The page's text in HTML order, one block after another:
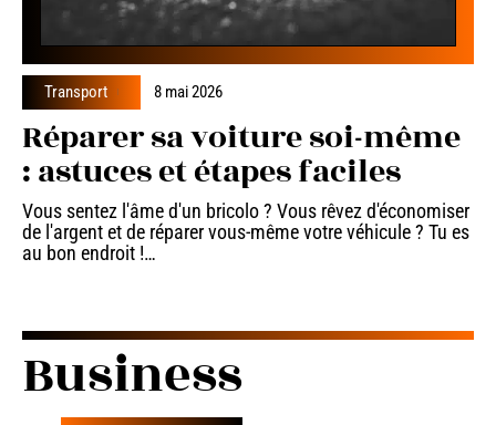
Transport 8 mai 2026
Réparer sa voiture soi-même
: astuces et étapes faciles
Vous sentez l'âme d'un bricolo ? Vous rêvez d'économiser
de l'argent et de réparer vous-même votre véhicule ? Tu es
au bon endroit !…
Business